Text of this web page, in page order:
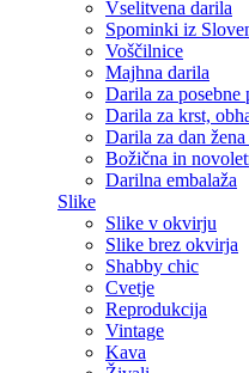
Vselitvena darila
Spominki iz
Voščilnice
Majhna darila
Darila za posebne
Darila za krst,
Darila za dan
Božična in
Darilna embalaža
Slike
Slike v okvirju
Slike brez okvirja
Shabby chic
Cvetje
Reprodukcija
Vintage
Kava